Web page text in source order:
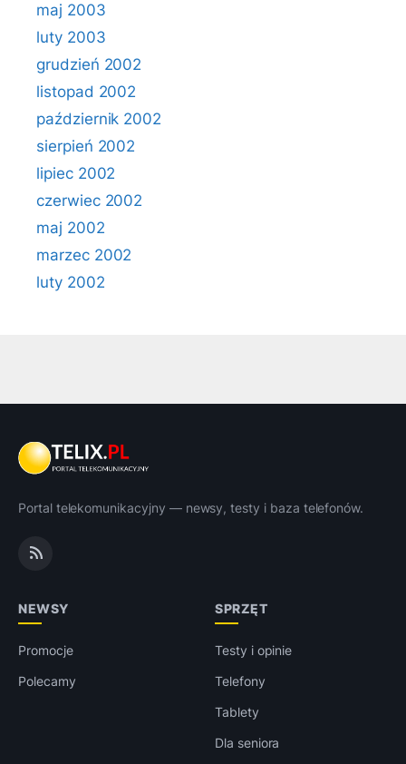
maj 2003
luty 2003
grudzień 2002
listopad 2002
październik 2002
sierpień 2002
lipiec 2002
czerwiec 2002
maj 2002
marzec 2002
luty 2002
Portal telekomunikacyjny — newsy, testy i baza telefonów.
NEWSY
Promocje
Polecamy
SPRZĘT
Testy i opinie
Telefony
Tablety
Dla seniora